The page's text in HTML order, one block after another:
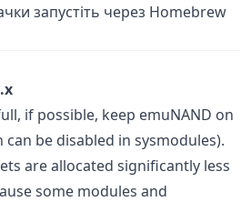
запустіть через Homebrew
if possible, keep emuNAND on
can be disabled in sysmodules).
are allocated significantly less
some modules and